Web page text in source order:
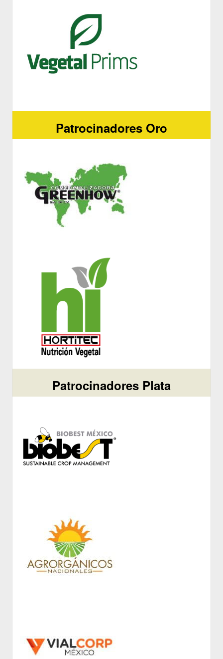
Patrocinadores Oro
Patrocinadores Plata